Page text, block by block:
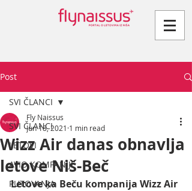
Post
SVI ČLANCI
LETOVI
AVIO KOMPANIJE
PUTOVANJA
SVI ČLANCI
Wizz Air danas obnavlja
letove Niš-Beč
Fly Naissus
Jun 18, 2021 1 min read
Letove ka Beču kompanija Wizz Air